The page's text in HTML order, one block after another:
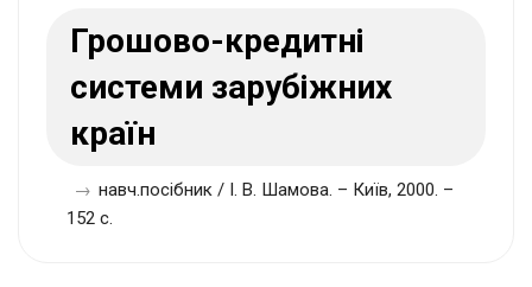
Грошово-кредитні
системи зарубіжних
країн
→ навч.посібник / І. В. Шамова. – Київ, 2000. –
152 с.